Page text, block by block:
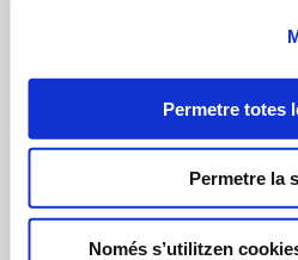
Permetre totes
Permetre la
Només s’utilitzen
2 green fees:118€
(59€/u)